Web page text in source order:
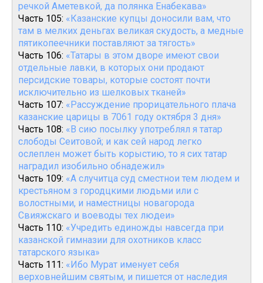
речкой Аметевкой, да полянка Енабекава»
Часть 105: «Казанские купцы доносили вам, что
там в мелких деньгах великая скудость, а медные
пятикопеечники поставляют за тягость»
Часть 106: «Татары в этом дворе имеют свои
отдельные лавки, в которых они продают
персидские товары, которые состоят почти
исключительно из шелковых тканей»
Часть 107: «Рассуждение прорицательного плача
казанские царицы в 7061 году октября 3 дня»
Часть 108: «В сию посылку употреблял я татар
слободы Сеитовой; и как сей народ легко
ослеплен может быть корыстию, то я сих татар
наградил изобильно обнадежил»
Часть 109: «А случитца суд сместнои тем людем и
крестьяном з городцкими людьми или с
волостными, и наместницы новагорода
Свияжскаго и воеводы тех людеи»
Часть 110: «Учредить единожды навсегда при
казанской гимназии для охотников класс
татарского языка»
Часть 111: «Ибо Мурат именует себя
верховнейшим святым, и пишется от наследия